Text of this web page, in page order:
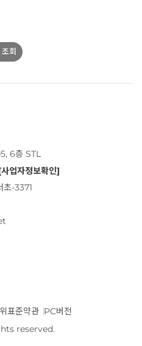
회
6층 STL
업자정보확인]
초-3371
표준약관 PC버전
reserved.